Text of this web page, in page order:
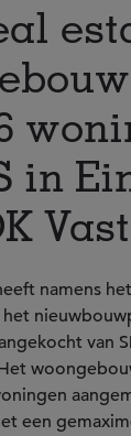
in
namens
van
een